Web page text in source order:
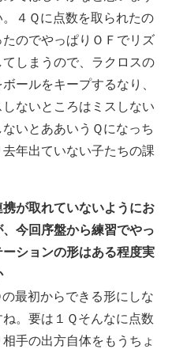
４Ｑに点数を取られたの
のでやっぱりＯＦでリズ
しまうので、ラクロスの
ールをキープするなり、
ないところはミスしない
いとああいうＱになっち
年出ていない子たちの課
が取れていないようにお
今回序盤から練習でやっ
ションの形はある程度実
最初からできる形にしな
。要は１Ｑそんなに点数
手の出方自体をもうちょ